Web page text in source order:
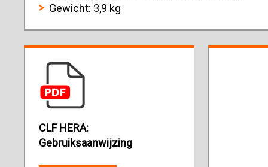
Gewicht: 3,9 kg
CLF HERA:
Gebruiksaanwijzing